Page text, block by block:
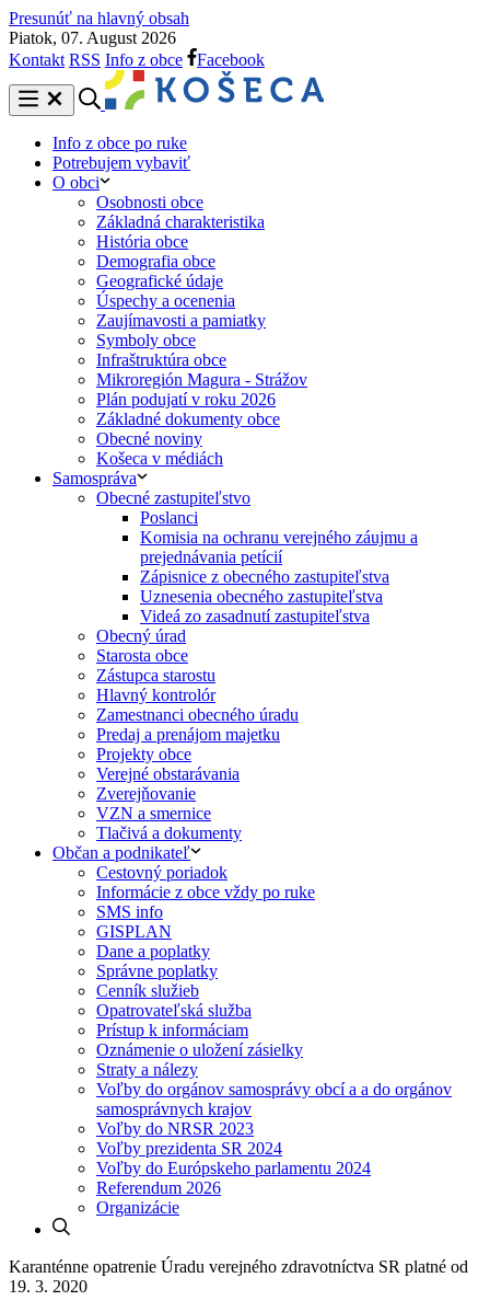
Presunúť na hlavný obsah
Piatok, 07. August 2026
Kontakt RSS Info z obce Facebook
Info z obce po ruke
Potrebujem vybaviť
O obci
Osobnosti obce
Základná charakteristika
História obce
Demografia obce
Geografické údaje
Úspechy a ocenenia
Zaujímavosti a pamiatky
Symboly obce
Infraštruktúra obce
Mikroregión Magura - Strážov
Plán podujatí v roku 2026
Základné dokumenty obce
Obecné noviny
Košeca v médiách
Samospráva
Obecné zastupiteľstvo
Poslanci
Komisia na ochranu verejného záujmu a
prejednávania petícií
Zápisnice z obecného zastupiteľstva
Uznesenia obecného zastupiteľstva
Videá zo zasadnutí zastupiteľstva
Obecný úrad
Starosta obce
Zástupca starostu
Hlavný kontrolór
Zamestnanci obecného úradu
Predaj a prenájom majetku
Projekty obce
Verejné obstarávania
Zverejňovanie
VZN a smernice
Tlačivá a dokumenty
Občan a podnikateľ
Cestovný poriadok
Informácie z obce vždy po ruke
SMS info
GISPLAN
Dane a poplatky
Správne poplatky
Cenník služieb
Opatrovateľská služba
Prístup k informáciam
Oznámenie o uložení zásielky
Straty a nálezy
Voľby do orgánov samosprávy obcí a a do orgánov
samosprávnych krajov
Voľby do NRSR 2023
Voľby prezidenta SR 2024
Voľby do Európskeho parlamentu 2024
Referendum 2026
Organizácie
Karanténne opatrenie Úradu verejného zdravotníctva SR platné od
19. 3. 2020